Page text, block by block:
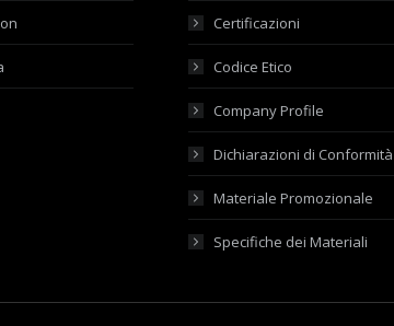
Certificazioni
Codice Etico
Company Profile
Dichiarazioni di Conformità
Materiale Promozionale
Specifiche dei Materiali